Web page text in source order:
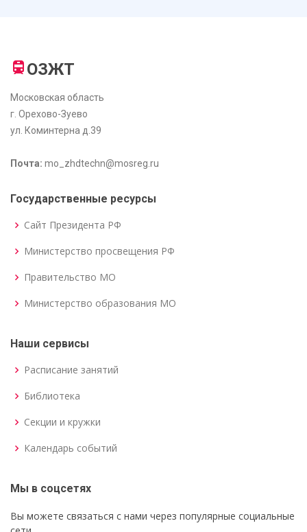
ОЗЖТ
Московская область
г. Орехово-Зуево
ул. Коминтерна д.39
Почта: mo_zhdtechn@mosreg.ru
Государственные ресурсы
Сайт Президента РФ
Министерство просвещения РФ
Правительство МО
Министерство образования МО
Наши сервисы
Расписание занятий
Библиотека
Секции и кружки
Календарь событий
Мы в соцсетях
Вы можете связаться с нами через популярные социальные